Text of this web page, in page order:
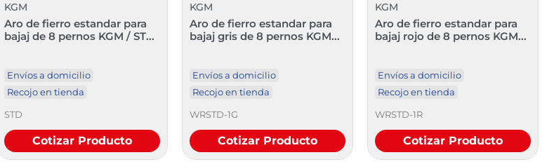
KGM
Aro de fierro estandar para
bajaj de 8 pernos KGM / ST...
Envíos a domicilio
Recojo en tienda
STD
Cotizar Producto
KGM
Aro de fierro estandar para
bajaj gris de 8 pernos KGM...
Envíos a domicilio
Recojo en tienda
WRSTD-1G
Cotizar Producto
KGM
Aro de fierro estandar para
bajaj rojo de 8 pernos KGM...
Envíos a domicilio
Recojo en tienda
WRSTD-1R
Cotizar Producto